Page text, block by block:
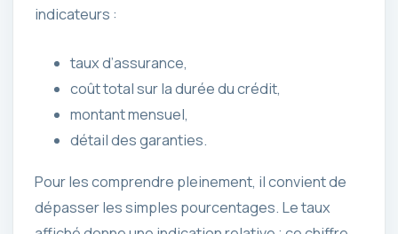
indicateurs :
taux d’assurance,
coût total sur la durée du crédit,
montant mensuel,
détail des garanties.
Pour les comprendre pleinement, il convient de
dépasser les simples pourcentages. Le taux